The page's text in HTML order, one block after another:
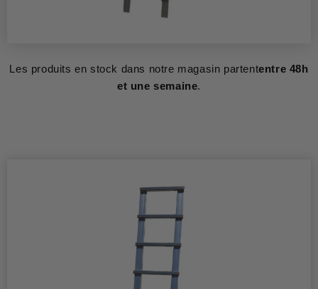
Les produits en stock dans notre magasin partententre 48h
et une semaine.